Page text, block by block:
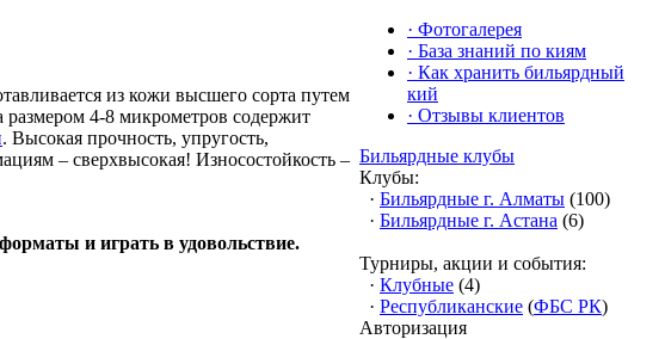
из кожи высшего сорта путем
размером 4-8 микрометров содержит
. Высокая прочность, упругость,
– сверхвысокая! Износостойкость –
и играть в удовольствие.
· Фотогалерея
· База знаний по киям
· Как хранить бильярдный
кий
· Отзывы клиентов
Бильярдные клубы
Клубы:
· Бильярдные г. Алматы (100)
· Бильярдные г. Астана (6)
Турниры, акции и события:
· Клубные (4)
· Республиканские (ФБС РК)
Авторизация